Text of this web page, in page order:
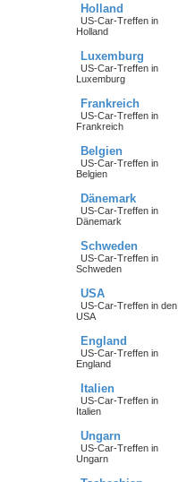
Holland
US-Car-Treffen in
Holland
Luxemburg
US-Car-Treffen in
Luxemburg
Frankreich
US-Car-Treffen in
Frankreich
Belgien
US-Car-Treffen in
Belgien
Dänemark
US-Car-Treffen in
Dänemark
Schweden
US-Car-Treffen in
Schweden
USA
US-Car-Treffen in den
USA
England
US-Car-Treffen in
England
Italien
US-Car-Treffen in
Italien
Ungarn
US-Car-Treffen in
Ungarn